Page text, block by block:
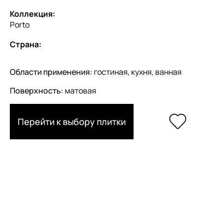
Коллекция:
Porto
Страна:
Области применения: гостиная, кухня, ванная
Поверхность: матовая
Перейти к выбору плитки